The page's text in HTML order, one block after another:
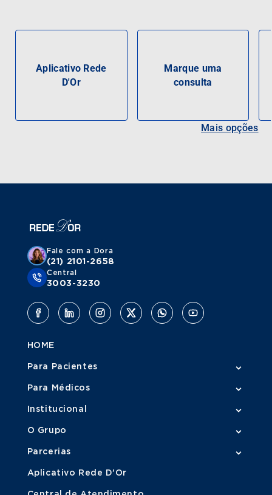
Aplicativo Rede
D'Or
Marque uma
consulta
Mais opções
Fale com a Dora
(21) 2101-2658
Central
3003-3230
HOME
Para Pacientes
Para Médicos
Institucional
O Grupo
Parcerias
Aplicativo Rede D'Or